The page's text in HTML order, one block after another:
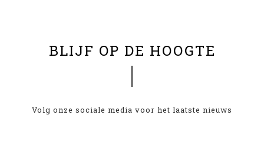
BLIJF OP DE HOOGTE
Volg onze sociale media voor het laatste nieuws